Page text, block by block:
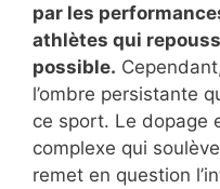
par les
athlètes qui
possible.
l’ombre persistante
ce sport. Le dopage
complexe qui
remet en question